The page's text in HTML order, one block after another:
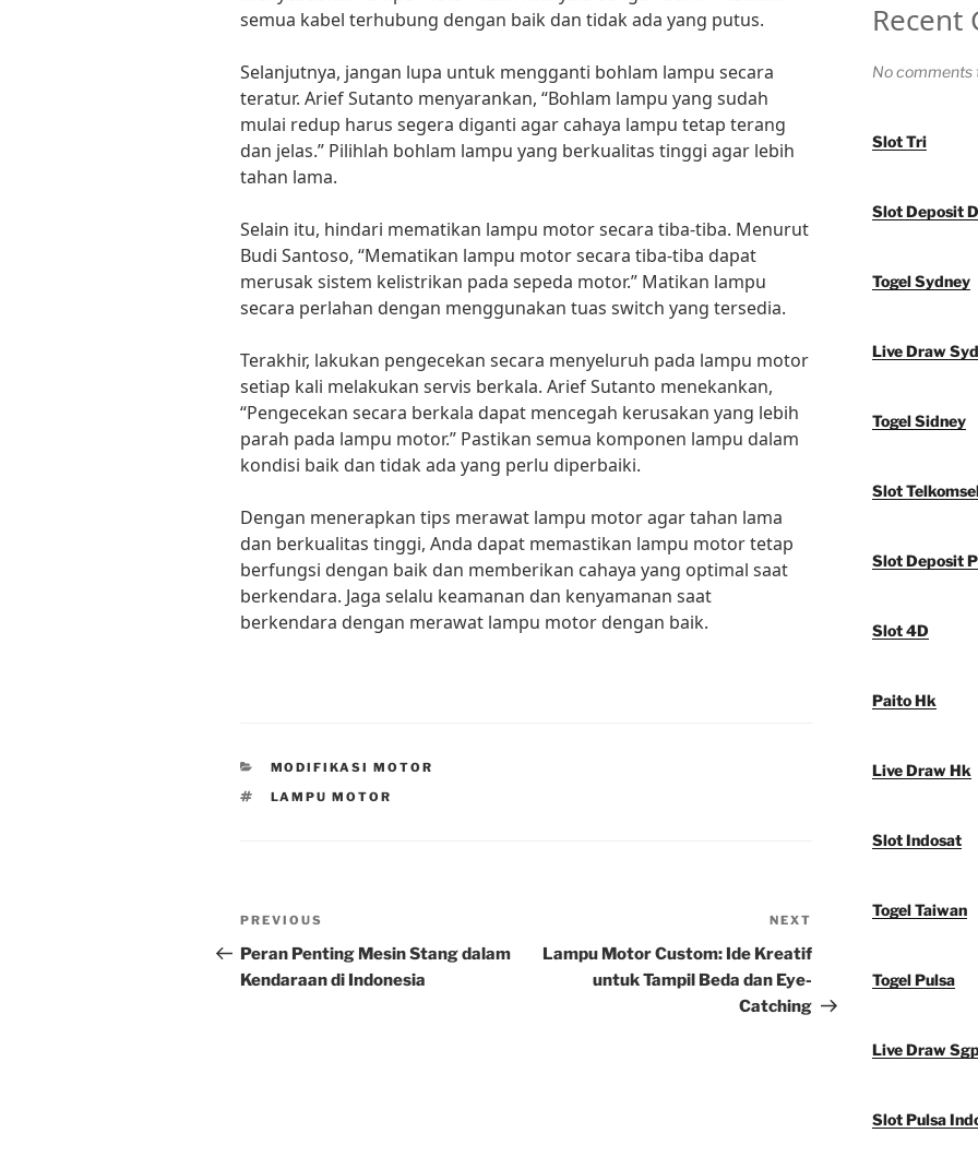
semua kabel terhubung dengan baik dan tidak ada yang putus.
Selanjutnya, jangan lupa untuk mengganti bohlam lampu secara
teratur. Arief Sutanto menyarankan, “Bohlam lampu yang sudah
mulai redup harus segera diganti agar cahaya lampu tetap terang
dan jelas.” Pilihlah bohlam lampu yang berkualitas tinggi agar lebih
tahan lama.
Selain itu, hindari mematikan lampu motor secara tiba-tiba. Menurut
Budi Santoso, “Mematikan lampu motor secara tiba-tiba dapat
merusak sistem kelistrikan pada sepeda motor.” Matikan lampu
secara perlahan dengan menggunakan tuas switch yang tersedia.
Terakhir, lakukan pengecekan secara menyeluruh pada lampu motor
setiap kali melakukan servis berkala. Arief Sutanto menekankan,
“Pengecekan secara berkala dapat mencegah kerusakan yang lebih
parah pada lampu motor.” Pastikan semua komponen lampu dalam
kondisi baik dan tidak ada yang perlu diperbaiki.
Dengan menerapkan tips merawat lampu motor agar tahan lama
dan berkualitas tinggi, Anda dapat memastikan lampu motor tetap
berfungsi dengan baik dan memberikan cahaya yang optimal saat
berkendara. Jaga selalu keamanan dan kenyamanan saat
berkendara dengan merawat lampu motor dengan baik.
CATEGORIES
MODIFIKASI MOTOR
TAGS
LAMPU MOTOR
Post
navigation
Previous
Post
PREVIOUS
Peran Penting Mesin Stang dalam
Kendaraan di Indonesia
Post
NEXT
Lampu Motor Custom: Ide Kreatif
untuk Tampil Beda dan Eye-
Catching
Recent
No comments
Slot Tri
Slot Deposit
Togel Sydney
Live Draw
Togel Sidney
Slot
Slot Deposit
Slot 4D
Paito Hk
Live Draw Hk
Slot Indosat
Togel Taiwan
Togel Pulsa
Live Draw
Slot Pulsa